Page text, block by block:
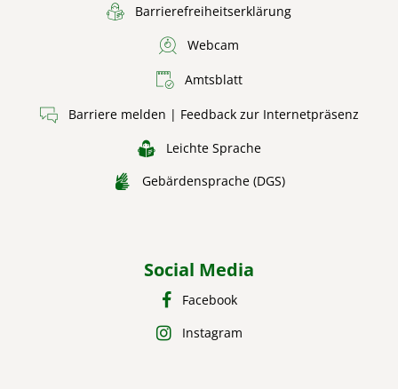
Barrierefreiheitserklärung
Webcam
Amtsblatt
Barriere melden | Feedback zur Internetpräsenz
Leichte Sprache
Gebärdensprache (DGS)
Social Media
Facebook
Instagram